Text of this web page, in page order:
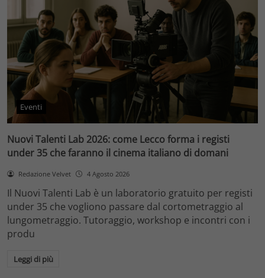
Eventi
Nuovi Talenti Lab 2026: come Lecco forma i registi
under 35 che faranno il cinema italiano di domani
Redazione Velvet 4 Agosto 2026
Il Nuovi Talenti Lab è un laboratorio gratuito per registi
under 35 che vogliono passare dal cortometraggio al
lungometraggio. Tutoraggio, workshop e incontri con i
produ
Leggi di più